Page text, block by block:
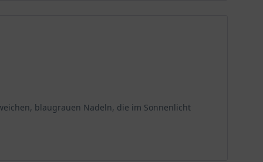
blaugrauen Nadeln, die im Sonnenlicht